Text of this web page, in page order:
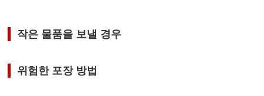
작은 물품을 보낼 경우
위험한 포장 방법